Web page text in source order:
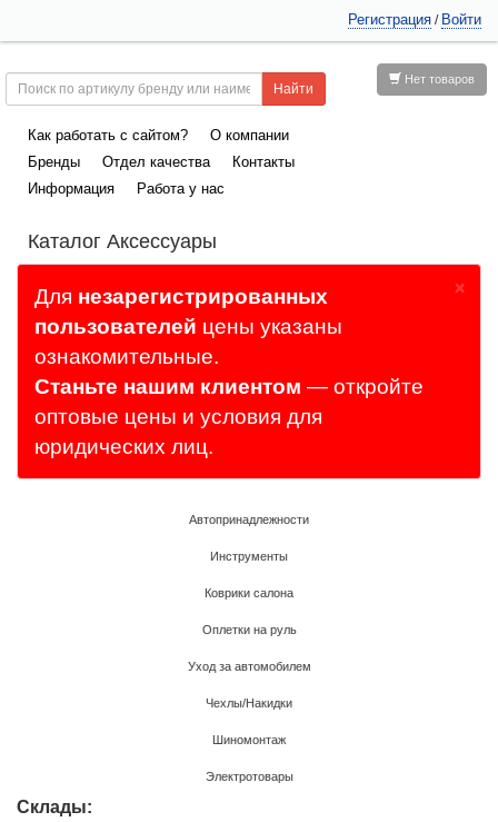
Регистрация / Войти
Нет товаров
Как работать с сайтом?
О компании
Бренды
Отдел качества
Контакты
Информация
Работа у нас
Каталог Аксессуары
×
Для незарегистрированных
пользователей цены указаны
ознакомительные.
Станьте нашим клиентом — откройте
оптовые цены и условия для
юридических лиц.
Автопринадлежности
Инструменты
Коврики салона
Оплетки на руль
Уход за автомобилем
Чехлы/Накидки
Шиномонтаж
Электротовары
Склады: